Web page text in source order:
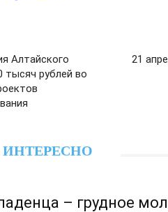
Алтайского
тысяч рублей во
21
– грудное